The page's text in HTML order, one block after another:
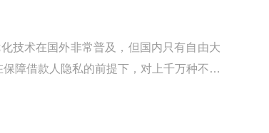
技术在国外非常普及，但国内只有自由大
障借款人隐私的前提下，对上千万种不同